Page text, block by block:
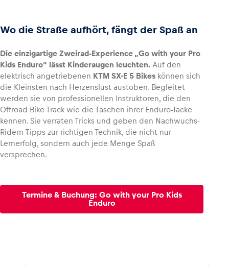
Wo die Straße aufhört, fängt der Spaß an
Die einzigartige Zweirad-Experience „Go with your Pro
Kids Enduro“ lässt Kinderaugen leuchten. Auf den
elektrisch angetriebenen KTM SX-E 5 Bikes können sich
die Kleinsten nach Herzenslust austoben. Begleitet
werden sie von professionellen Instruktoren, die den
Offroad Bike Track wie die Taschen ihrer Enduro-Jacke
kennen. Sie verraten Tricks und geben den Nachwuchs-
Ridern Tipps zur richtigen Technik, die nicht nur
Lernerfolg, sondern auch jede Menge Spaß
versprechen.
Termine & Buchung: Go with your Pro Kids
Enduro